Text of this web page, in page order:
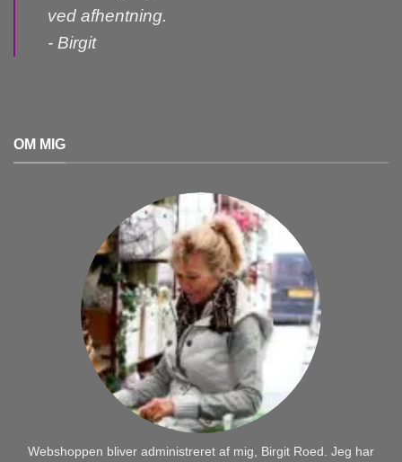
ved afhentning.
- Birgit
OM MIG
Webshoppen bliver administreret af mig, Birgit Roed. Jeg har